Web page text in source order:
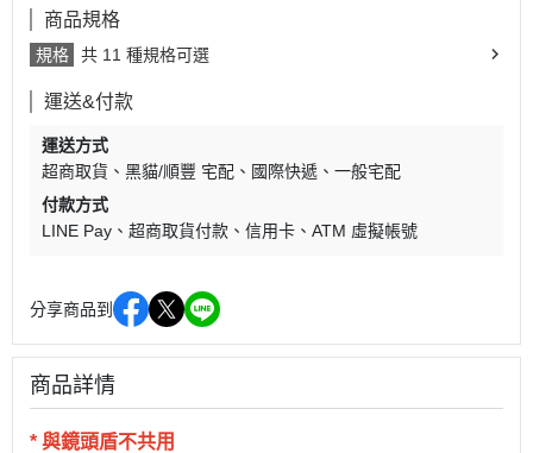
商品規格
規格 共 11 種規格可選
運送&付款
運送方式
超商取貨
黑貓/順豐 宅配 國際快遞
一般宅配
付款方式
LINE Pay
超商取貨付款 信用卡 ATM 虛擬帳號
分享商品到
商品詳情
* 與鏡頭盾不共用